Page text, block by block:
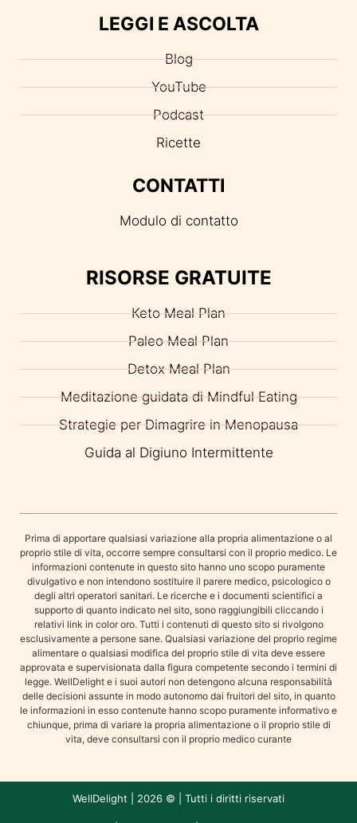
LEGGI E ASCOLTA
Blog
YouTube
Podcast
Ricette
CONTATTI
Modulo di contatto
RISORSE GRATUITE
Keto Meal Plan
Paleo Meal Plan
Detox Meal Plan
Meditazione guidata di Mindful Eating
Strategie per Dimagrire in Menopausa
Guida al Digiuno Intermittente
Prima di apportare qualsiasi variazione alla propria alimentazione o al
proprio stile di vita, occorre sempre consultarsi con il proprio medico. Le
informazioni contenute in questo sito hanno uno scopo puramente
divulgativo e non intendono sostituire il parere medico, psicologico o
degli altri operatori sanitari. Le ricerche e i documenti scientifici a
supporto di quanto indicato nel sito, sono raggiungibili cliccando i
relativi link in color oro. Tutti i contenuti di questo sito si rivolgono
esclusivamente a persone sane. Qualsiasi variazione del proprio regime
alimentare o qualsiasi modifica del proprio stile di vita deve essere
approvata e supervisionata dalla figura competente secondo i termini di
legge. WellDelight e i suoi autori non detengono alcuna responsabilità
delle decisioni assunte in modo autonomo dai fruitori del sito, in quanto
le informazioni in esso contenute hanno scopo puramente informativo e
chiunque, prima di variare la propria alimentazione o il proprio stile di
vita, deve consultarsi con il proprio medico curante
WellDelight | 2026 © | Tutti i diritti riservati